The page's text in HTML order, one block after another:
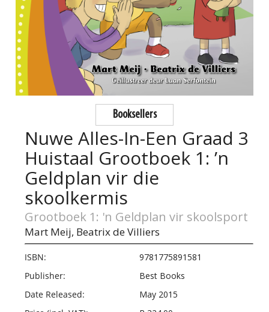
Booksellers
Nuwe Alles-In-Een Graad 3
Huistaal Grootboek 1: ’n
Geldplan vir die
skoolkermis
Grootboek 1: 'n Geldplan vir skoolsport
Mart Meij, Beatrix de Villiers
ISBN:
9781775891581
Publisher:
Best Books
Date Released:
May 2015